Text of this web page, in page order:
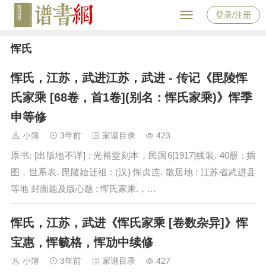
登录/注册
恽氏
恽氏，江苏，武进江苏，武进 - 传记《毘陵恽
氏家乘 [68卷，首1卷](别名：恽氏家乘)》恽季
申等修
小簿 3年前 家谱目录 423
原书: [出版地不详] : 光裕堂刻本，民国6[1917]线装. 40册 : 插
图，世系表. 毘陵始迁祖 : (汉) 恽贞连. 散居地 : 江苏省武进县
等地 封面题及版心题 : 恽氏家乘.，…
恽氏，江苏，武进《恽氏家乘 [卷数杂异]》恽
宝惠，恽毓格，恽劢中续修
小簿 3年前 家谱目录 427